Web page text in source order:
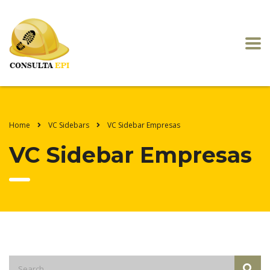
Home VC Sidebars VC Sidebar Empresas
VC Sidebar Empresas